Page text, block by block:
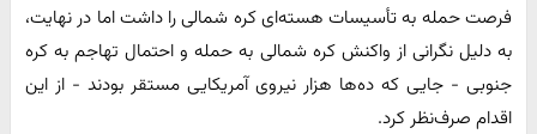
فرصت حمله به تأسیسات هسته‌ای کره شمالی را داشت اما در نهایت،
به دلیل نگرانی از واکنش کره شمالی به حمله و احتمال تهاجم به کره
جنوبی - جایی که ده‌ها هزار نیروی آمریکایی مستقر بودند - از این
اقدام صرف‌نظر کرد.